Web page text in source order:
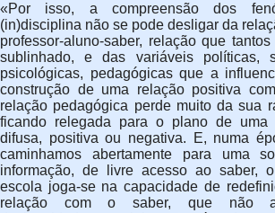
«Por isso, a compreensão dos
(in)disciplina não se pode desligar da
professor-aluno-saber, relação que
sublinhado, e das variáveis políticas,
psicológicas, pedagógicas que a
construção de uma relação positiva
relação pedagógica perde muito da sua
ficando relegada para o plano de uma
difusa, positiva ou negativa. E, numa
caminhamos abertamente para uma
informação, de livre acesso ao saber,
escola joga-se na capacidade de
relação com o saber, que não